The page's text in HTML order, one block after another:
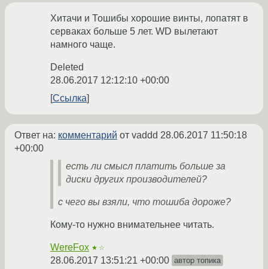
Хитачи и Тошибы хорошие винты, лопатят в
серваках больше 5 лет. WD вылетают
намного чаще.
Deleted
28.06.2017 12:12:10 +00:00
Ссылка
Ответ на: комментарий от vaddd 28.06.2017 11:50:18
+00:00
есть ли смысл платить больше за
диски других производителей?
с чего вы взяли, что тошиба дороже?
Кому-то нужно внимательнее читать.
WereFox ★☆
28.06.2017 13:51:21 +00:00 автор топика